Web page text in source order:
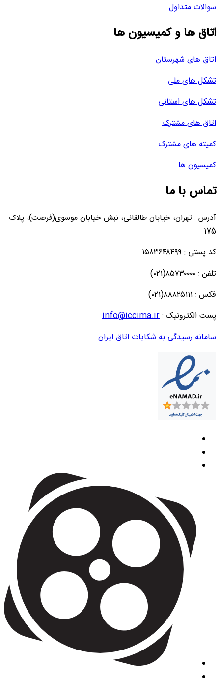
سوالات متداول
اتاق ها و کمیسیون ها
اتاق های شهرستان
تشکل های ملی
تشکل های استانی
اتاق های مشترک
کمیته های مشترک
کمیسیون ها
تماس با ما
آدرس : تهران، خیابان طالقانی، نبش خیابان موسوی(فرصت)، پلاک
175
کد پستی : ۱۵۸۳۶۴۸۴۹۹
تلفن : ۸۵۷۳۰۰۰۰(۰۲۱)
فکس : ۸۸۸۲۵۱۱۱(۰۲۱)
پست الکترونیک :info@iccima.ir
سامانه رسیدگی به شکایات اتاق ایران